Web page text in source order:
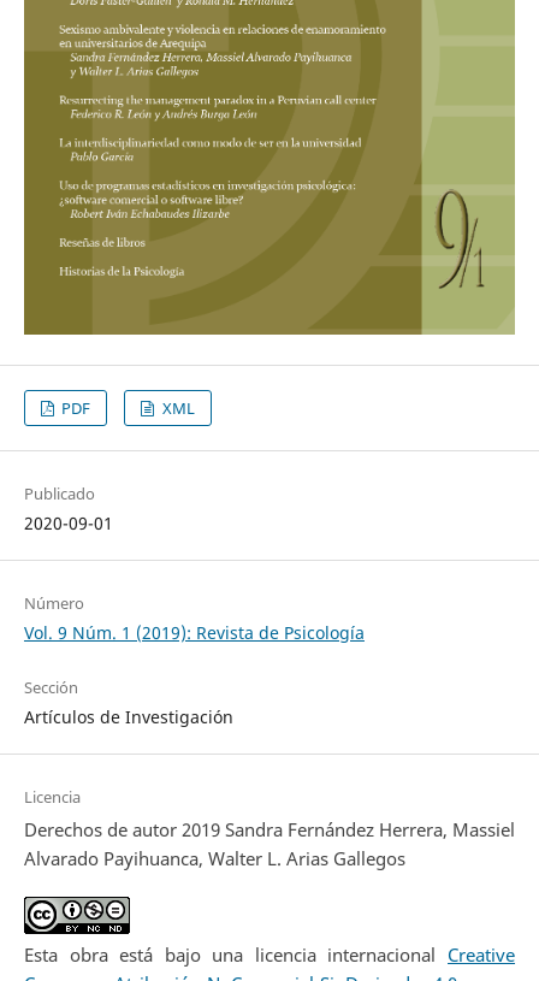
PDF XML
Publicado
2020-09-01
Número
Vol. 9 Núm. 1 (2019): Revista de Psicología
Sección
Artículos de Investigación
Licencia
Derechos de autor 2019 Sandra Fernández Herrera, Massiel
Alvarado Payihuanca, Walter L. Arias Gallegos
Esta obra está bajo una licencia internacional Creative